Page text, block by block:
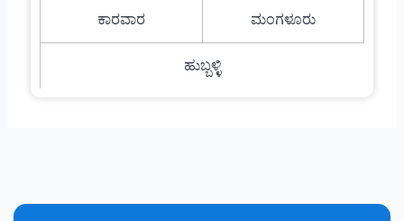
ಕಾರವಾರ ಮಂಗಳೂರು
ಹುಬ್ಬಳ್ಳಿ